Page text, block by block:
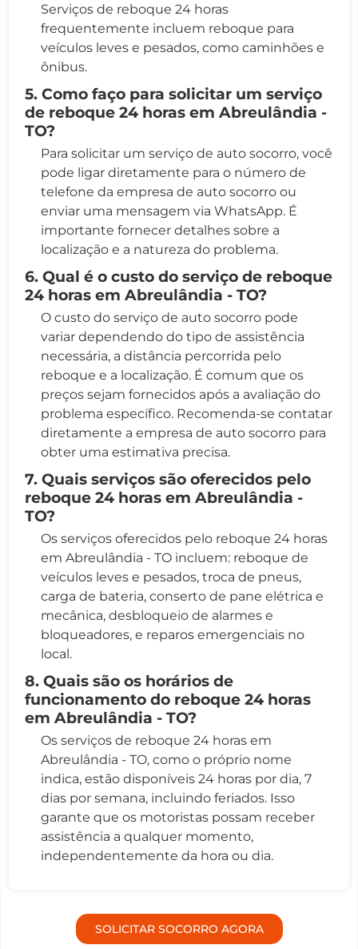
Serviços de reboque 24 horas
frequentemente incluem reboque para
veículos leves e pesados, como caminhões e
ônibus.
5. Como faço para solicitar um serviço
de reboque 24 horas em Abreulândia -
TO?
Para solicitar um serviço de auto socorro, você
pode ligar diretamente para o número de
telefone da empresa de auto socorro ou
enviar uma mensagem via WhatsApp. É
importante fornecer detalhes sobre a
localização e a natureza do problema.
6. Qual é o custo do serviço de reboque
24 horas em Abreulândia - TO?
O custo do serviço de auto socorro pode
variar dependendo do tipo de assistência
necessária, a distância percorrida pelo
reboque e a localização. É comum que os
preços sejam fornecidos após a avaliação do
problema específico. Recomenda-se contatar
diretamente a empresa de auto socorro para
obter uma estimativa precisa.
7. Quais serviços são oferecidos pelo
reboque 24 horas em Abreulândia -
TO?
Os serviços oferecidos pelo reboque 24 horas
em Abreulândia - TO incluem: reboque de
veículos leves e pesados, troca de pneus,
carga de bateria, conserto de pane elétrica e
mecânica, desbloqueio de alarmes e
bloqueadores, e reparos emergenciais no
local.
8. Quais são os horários de
funcionamento do reboque 24 horas
em Abreulândia - TO?
Os serviços de reboque 24 horas em
Abreulândia - TO, como o próprio nome
indica, estão disponíveis 24 horas por dia, 7
dias por semana, incluindo feriados. Isso
garante que os motoristas possam receber
assistência a qualquer momento,
independentemente da hora ou dia.
SOLICITAR SOCORRO AGORA